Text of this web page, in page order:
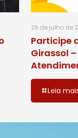
29 de julho de
Participe
Girassol
Leia